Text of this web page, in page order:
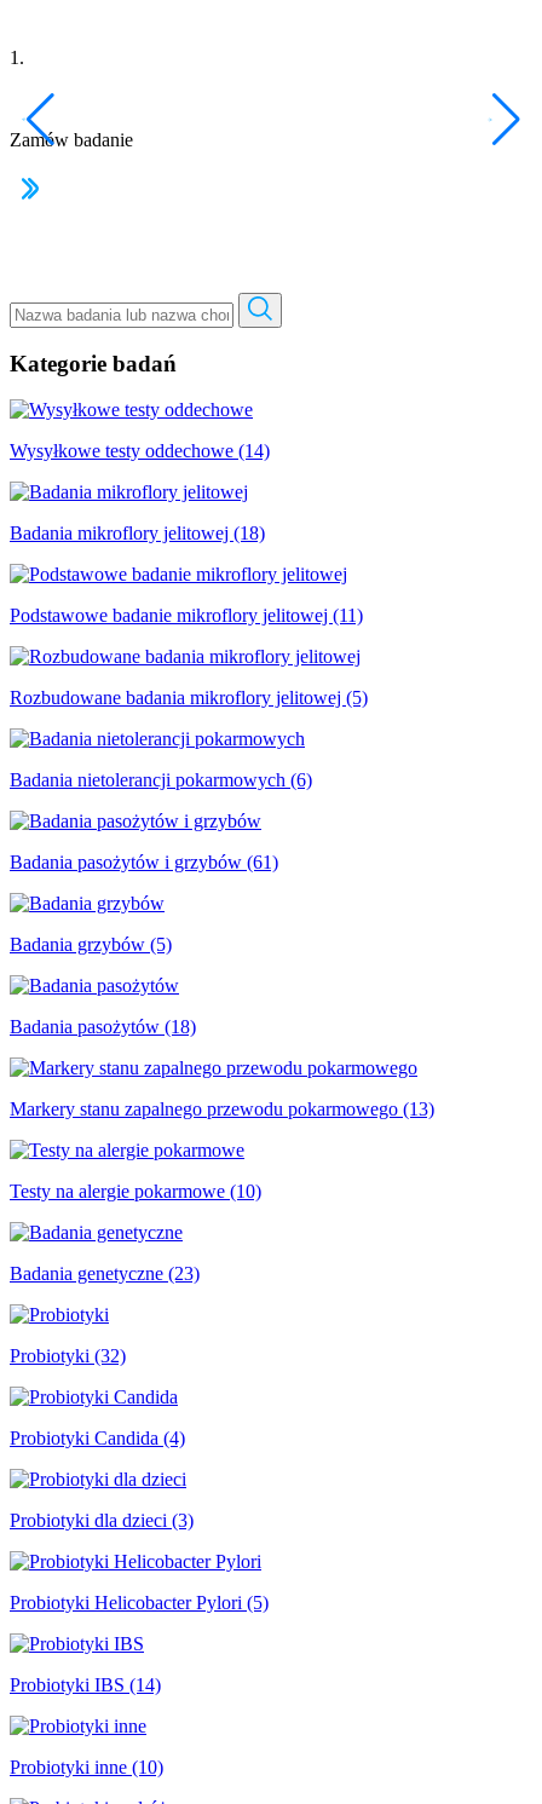
1.
Zamów badanie
Kategorie badań
Wysyłkowe testy oddechowe (14)
Badania mikroflory jelitowej (18)
Podstawowe badanie mikroflory jelitowej (11)
Rozbudowane badania mikroflory jelitowej (5)
Badania nietolerancji pokarmowych (6)
Badania pasożytów i grzybów (61)
Badania grzybów (5)
Badania pasożytów (18)
Markery stanu zapalnego przewodu pokarmowego (13)
Testy na alergie pokarmowe (10)
Badania genetyczne (23)
Probiotyki (32)
Probiotyki Candida (4)
Probiotyki dla dzieci (3)
Probiotyki Helicobacter Pylori (5)
Probiotyki IBS (14)
Probiotyki inne (10)